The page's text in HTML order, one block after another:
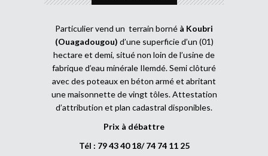
Particulier vend un terrain borné à Koubri
(Ouagadougou) d’une superficie d’un (01)
hectare et demi, situé non loin de l’usine de
fabrique d’eau minérale Ilemdé. Semi clôturé
avec des poteaux en béton armé et abritant
une maisonnette de vingt tôles. Attestation
d’attribution et plan cadastral disponibles.
Prix à débattre
Tél : 79 43 40 18/ 74 74 11 25